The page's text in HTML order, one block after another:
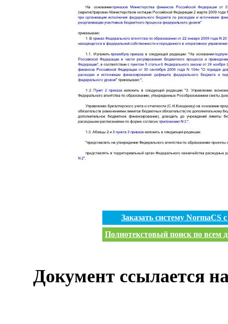
Заказать систему
Полнотекстовый поиск по всем
Документ ссылается